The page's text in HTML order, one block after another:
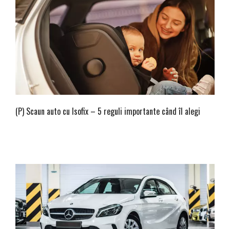
(P) Scaun auto cu Isofix – 5 reguli importante când îl alegi